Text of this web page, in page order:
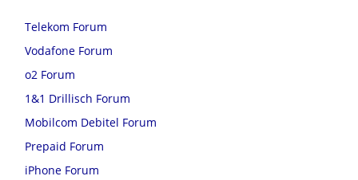
Telekom Forum
Vodafone Forum
o2 Forum
1&1 Drillisch Forum
Mobilcom Debitel Forum
Prepaid Forum
iPhone Forum